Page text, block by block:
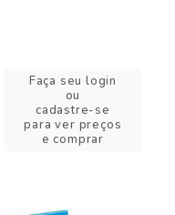
Faça seu login
ou
cadastre-se
para ver preços
e comprar